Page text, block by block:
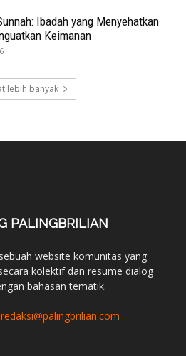
Ibadah yang Menyehatkan
Keimanan
lebih banyak
PALINGBRILIAN
website komunitas yang
kolektif dan resume dialog
bahasan tematik.
redaksi@palingbrilian.com